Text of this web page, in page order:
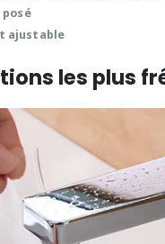
ajustable
les plus